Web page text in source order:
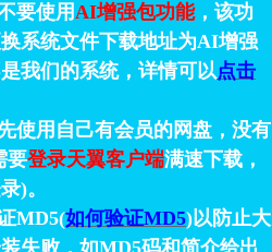
要使用AI增强包功能，该功
系统文件下载地址为AI增强
我们的系统，详情可以点击
使用自己有会员的网盘，没有
要登录天翼客户端满速下载，
)。
MD5(如何验证MD5)以防止大
失败，如MD5码和简介给出